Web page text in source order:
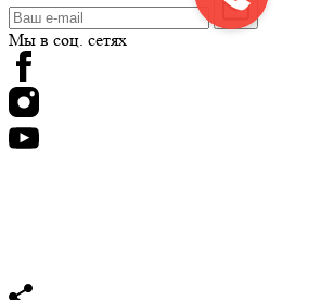
Мы в соц. сетях